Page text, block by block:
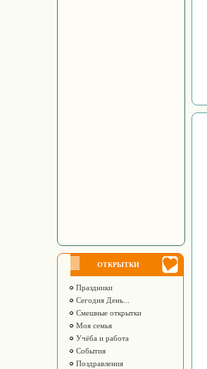
ОТКРЫТКИ
Праздники
Сегодня День...
Смешные открытки
Моя семья
Учёба и работа
События
Поздравления